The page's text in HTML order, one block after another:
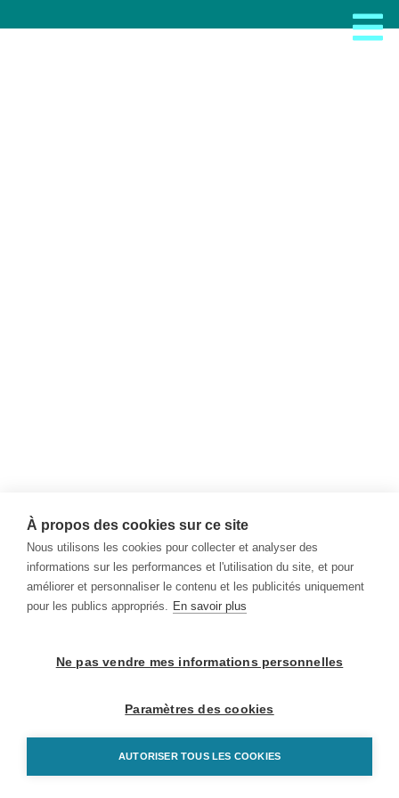
À propos des cookies sur ce site
Nous utilisons les cookies pour collecter et analyser des
informations sur les performances et l'utilisation du site, et pour
améliorer et personnaliser le contenu et les publicités uniquement
pour les publics appropriés. En savoir plus
Ne pas vendre mes informations personnelles
Paramètres des cookies
AUTORISER TOUS LES COOKIES